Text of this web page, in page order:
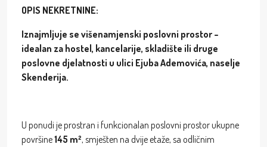
OPIS NEKRETNINE:
Iznajmljuje se višenamjenski poslovni prostor –
idealan za hostel, kancelarije, skladište ili druge
poslovne djelatnosti u ulici Ejuba Ademovića, naselje
Skenderija.
U ponudi je prostran i funkcionalan poslovni prostor ukupne
površine145 m², smješten na dvije etaže, sa odličnim